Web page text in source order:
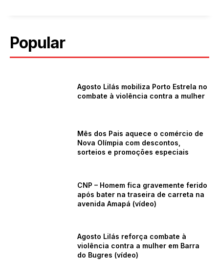
Popular
Agosto Lilás mobiliza Porto Estrela no
combate à violência contra a mulher
Mês dos Pais aquece o comércio de
Nova Olímpia com descontos,
sorteios e promoções especiais
CNP – Homem fica gravemente ferido
após bater na traseira de carreta na
avenida Amapá (vídeo)
Agosto Lilás reforça combate à
violência contra a mulher em Barra
do Bugres (vídeo)